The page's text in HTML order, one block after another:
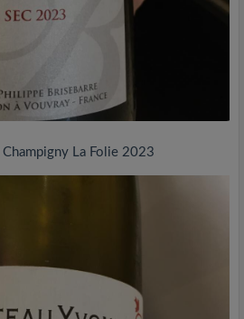
Champigny La Folie 2023